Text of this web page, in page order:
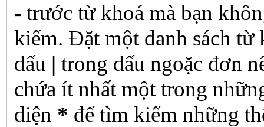
- trước từ khoá mà bạn
kiếm. Đặt một danh sách từ
dấu | trong dấu ngoặc đơn
chứa ít nhất một trong
diện * để tìm kiếm những